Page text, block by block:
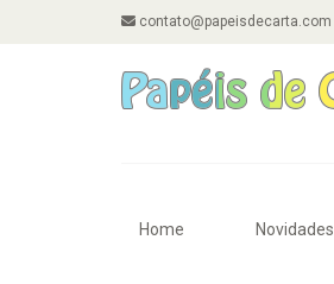
contato@papeisdecarta.com
Home Novidades